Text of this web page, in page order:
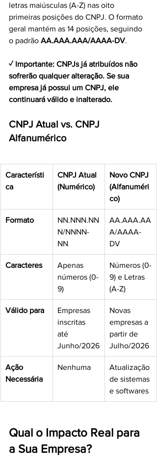
letras maiúsculas (A-Z) nas oito
primeiras posições do CNPJ. O formato
geral mantém as 14 posições, seguindo
o padrão AA.AAA.AAA/AAAA-DV.
✓ Importante: CNPJs já atribuídos não
sofrerão qualquer alteração. Se sua
empresa já possui um CNPJ, ele
continuará válido e inalterado.
CNPJ Atual vs. CNPJ
Alfanumérico
Característi
ca
CNPJ Atual
(Numérico)
Novo CNPJ
(Alfanuméri
co)
Formato
NN.NNN.NN
N/NNNN-
NN
AA.AAA.AA
A/AAAA-
DV
Caracteres
Apenas
números (0-
9)
Números (0-
9) e Letras
(A-Z)
Válido para
Empresas
inscritas
até
Junho/2026
Novas
empresas a
partir de
Julho/2026
Ação
Necessária
Nenhuma
Atualização
de sistemas
e softwares
Qual o Impacto Real para
a Sua Empresa?